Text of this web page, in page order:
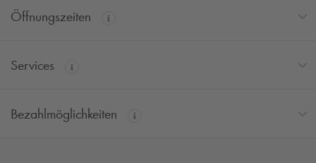
Öffnungszeiten
Services
Bezahlmöglichkeiten